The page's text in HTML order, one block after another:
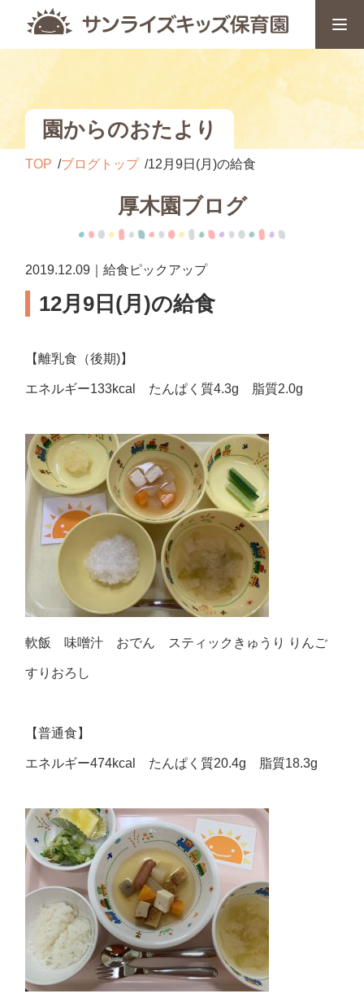
園からのおたより
TOP ブログトップ 12月9日(月)の給食
厚木園ブログ
2019.12.09｜給食ピックアップ
12月9日(月)の給食
【離乳食（後期)】
エネルギー133kcal たんぱく質4.3g 脂質2.0g
軟飯 味噌汁 おでん スティックきゅうり りんご
すりおろし
【普通食】
エネルギー474kcal たんぱく質20.4g 脂質18.3g